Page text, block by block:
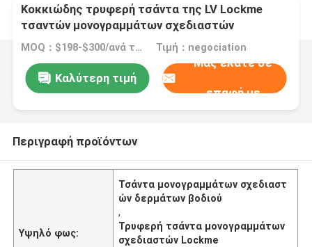
Κοκκιώδης τρυφερή τσάντα της LV Lockme
τσαντών μονογραμμάτων σχεδιαστών
δερμάτων βοδιού καφετιά
MOQ：$198-$300/ανά τσάντα Τιμή：negociation
Καλύτερη τιμή
Μας ελάτε σε
επαφή με
Περιγραφή προϊόντων
Υψηλό φως:
Τσάντα μονογραμμάτων σχεδιαστ
ών δερμάτων βοδιού
,
Τρυφερή τσάντα μονογραμμάτων
σχεδιαστών Lockme